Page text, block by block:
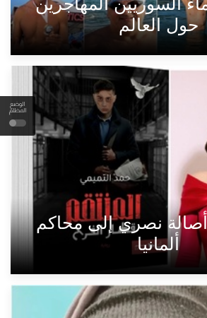
الوضع
المظلم
حول العالم
نصري إلى محاكم
ألمانيا